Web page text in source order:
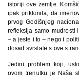
istoriji ove zemlje.
ipak priklonila, da
prvog Godišnjeg
refleksija samo mudrosti
– a jeste i to – nego i
dosad svrstale s ove
Jedini problem koji,
ovom trenutku je Naša